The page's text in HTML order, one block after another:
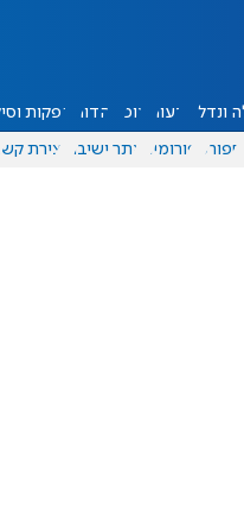
ונדל"ן דעות אוכל יהדות הפקות
ספורט פורומים אתר ישיבה יצירת קשר